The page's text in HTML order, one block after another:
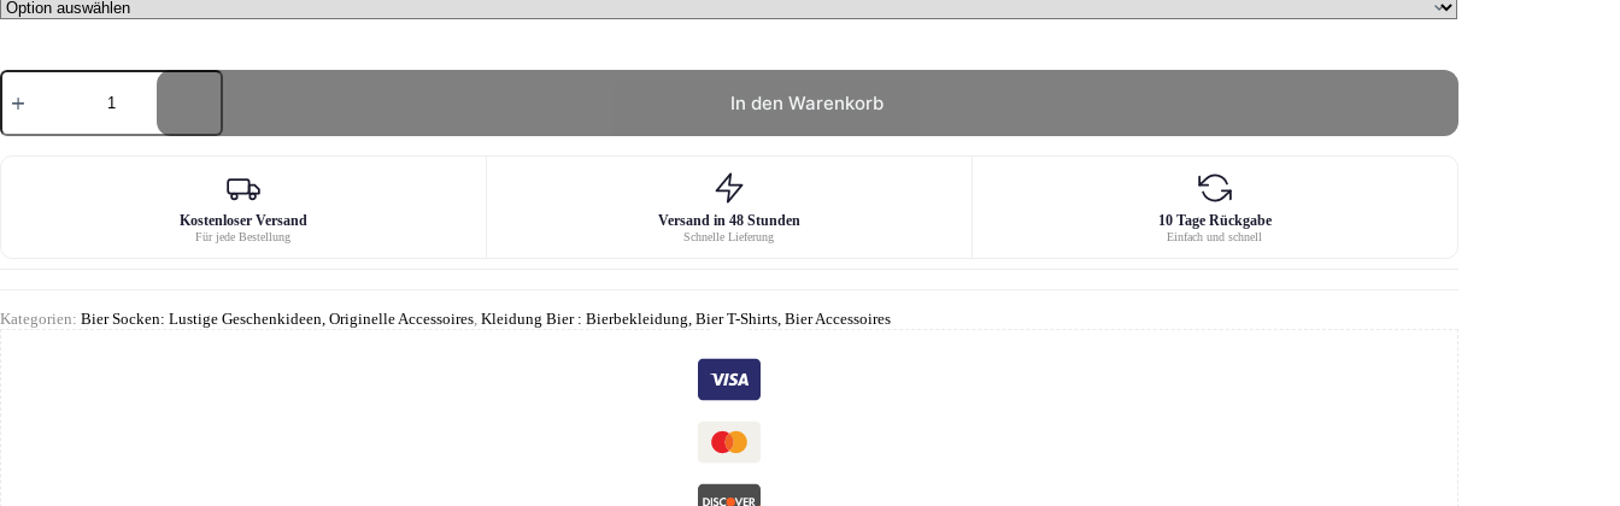
Hohe
Biersocken
In den Warenkorb
Kostenloser Versand
Für jede Bestellung
Versand in 48 Stunden
Schnelle Lieferung
10 Tage Rückgabe
Einfach und schnell
Kategorien: Bier Socken: Lustige Geschenkideen, Originelle Accessoires Kleidung Bier : Bierbekleidung, Bier T-Shirts, Bier Accessoires